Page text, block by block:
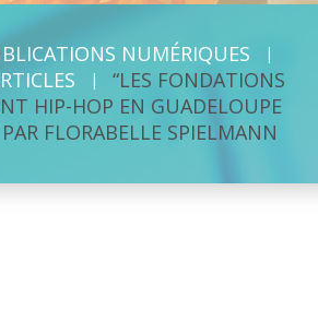
NUMÉRIQUES
“LES FONDATIONS
HIP-HOP EN GUADELOUPE
FLORABELLE SPIELMANN